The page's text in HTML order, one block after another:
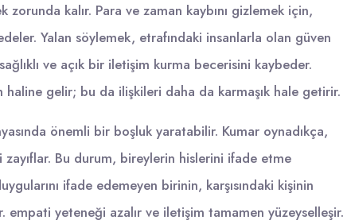
zorunda kalır. Para ve zaman kaybını gizlemek için,
Yalan söylemek, etrafındaki insanlarla olan güven
ve açık bir iletişim kurma becerisini kaybeder.
haline gelir; bu da ilişkileri daha da karmaşık hale getirir.
önemli bir boşluk yaratabilir. Kumar oynadıkça,
Bu durum, bireylerin hislerini ifade etme
ifade edemeyen birinin, karşısındaki kişinin
empati yeteneği azalır ve iletişim tamamen yüzeyselleşir.